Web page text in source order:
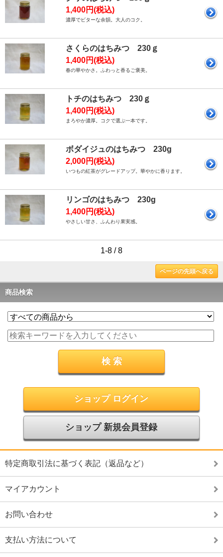
1,400円(税込)
濃厚でビターな余韻。大人のコク。
さくらのはちみつ 230ｇ
1,400円(税込)
春の華やかさ。ふわっと香るご褒美。
トチのはちみつ 230ｇ
1,400円(税込)
まろやか濃厚。コクで選ぶ一本です。
ボダイジュのはちみつ 230g
2,000円(税込)
いつもの紅茶がグレードアップ。華やかに香ります。
リンゴのはちみつ 230g
1,400円(税込)
やさしい甘さ、ふんわり果実感。
1-8 / 8
ページの先頭へ戻る
商品検索
ショップ ログイン
ショップ 新規会員登録
特定商取引法に基づく表記（返品など）
マイアカウント
お問い合わせ
支払い方法について